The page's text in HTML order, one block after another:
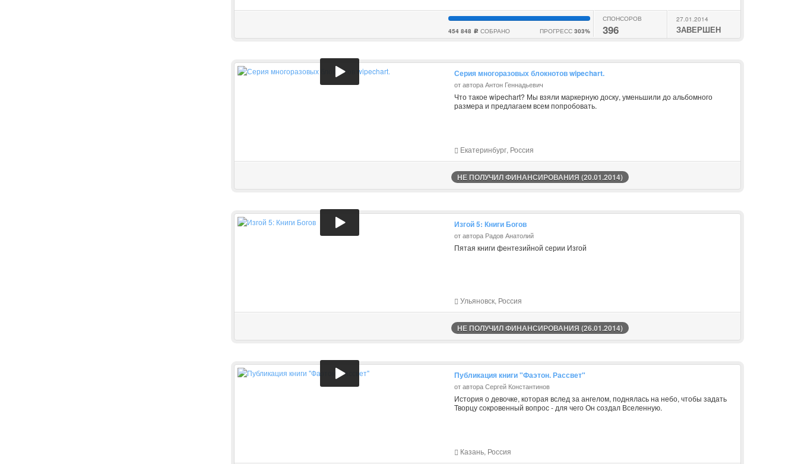
454 848 c СОБРАНО ПРОГРЕСС 303%
СПОНСОРОВ
396
27.01.2014
ЗАВЕРШЕН
Серия многоразовых блокнотов wipechart.
от автора Антон Геннадьевич
Что такое wipechart? Мы взяли маркерную доску, уменьшили до альбомного
размера и предлагаем всем попробовать.
Екатеринбург, Россия
НЕ ПОЛУЧИЛ ФИНАНСИРОВАНИЯ (20.01.2014)
Изгой 5: Книги Богов
от автора Радов Анатолий
Пятая книги фентезийной серии Изгой
Ульяновск, Россия
НЕ ПОЛУЧИЛ ФИНАНСИРОВАНИЯ (26.01.2014)
Публикация книги "Фаэтон. Рассвет"
от автора Сергей Константинов
История о девочке, которая вслед за ангелом, поднялась на небо, чтобы задать
Творцу сокровенный вопрос - для чего Он создал Вселенную.
Казань, Россия